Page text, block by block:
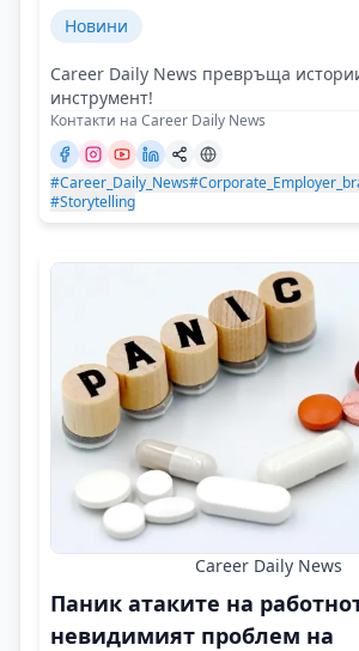
Новини
Career Daily News превръща
инструмент!
Контакти на Career Daily News
#Career_Daily_News
#Storytelling
Career Daily News
Паник атаките на
невидимият проблем на